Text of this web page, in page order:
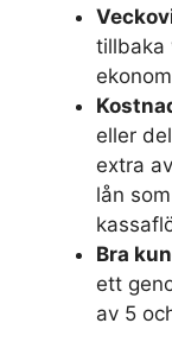
tillbaka
eller
extra
lån
Bra
ett
av 5